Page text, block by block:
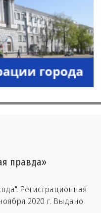
правда»
Регистрационная
2020 г. Выдано